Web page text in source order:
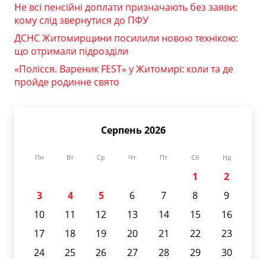
Не всі пенсійні доплати призначають без заяви:
кому слід звернутися до ПФУ
ДСНС Житомирщини посилили новою технікою:
що отримали підрозділи
«Полісся. Вареник FEST» у Житомирі: коли та де
пройде родинне свято
Серпень 2026
Пн Вт Ср Чт Пт Сб Нд
1
2
3
4 5 6 7 8
9
10
11 12 13 14 15
16
17
18 19 20 21 22
23
24
25 26 27 28 29
30